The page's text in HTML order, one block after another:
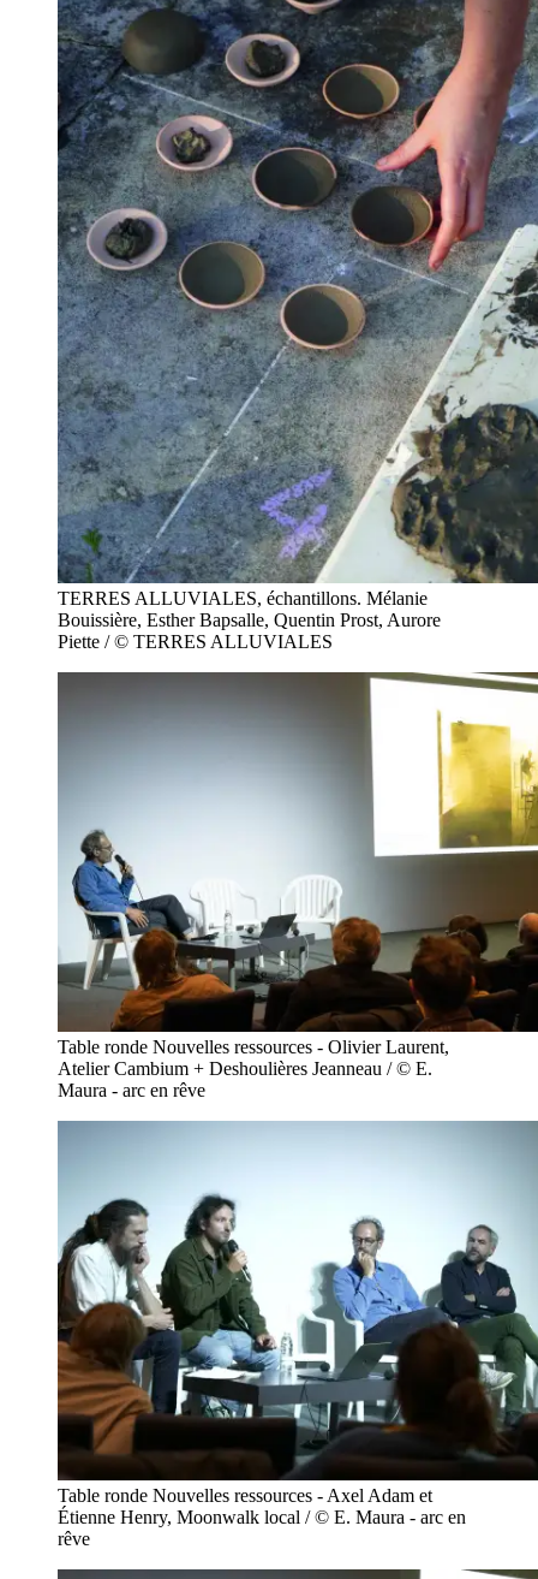
TERRES ALLUVIALES, échantillons. Mélanie
Bouissière, Esther Bapsalle, Quentin Prost, Aurore
Piette / © TERRES ALLUVIALES
Table ronde Nouvelles ressources - Olivier Laurent,
Atelier Cambium + Deshoulières Jeanneau / © E.
Maura - arc en rêve
Table ronde Nouvelles ressources - Axel Adam et
Étienne Henry, Moonwalk local / © E. Maura - arc en
rêve